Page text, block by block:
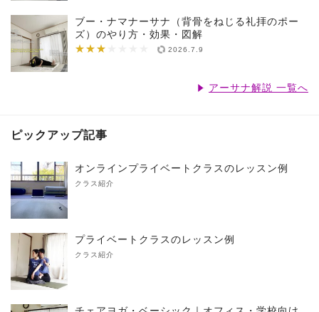
ブー・ナマナーサナ（背骨をねじる礼拝のポー
ズ）のやり方・効果・図解
★★★
★★★★★★★ 2026.7.9
アーサナ解説 一覧へ
ピックアップ記事
オンラインプライベートクラスのレッスン例
クラス紹介
プライベートクラスのレッスン例
クラス紹介